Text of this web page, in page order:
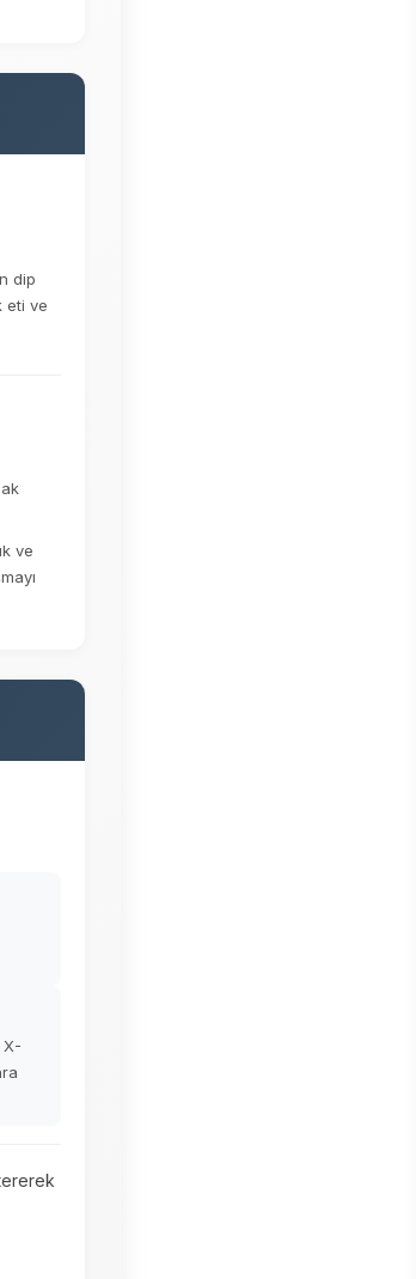
dip
eti ve
ve
X-